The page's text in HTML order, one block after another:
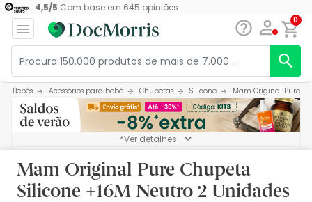
4,5/5 Com base em 645 opiniões
0
Bebés Acessórios para bebé Chupetas Silicone Mam Original Pure
*Ver detalhes
Mam Original Pure Chupeta
Silicone +16M Neutro 2 Unidades